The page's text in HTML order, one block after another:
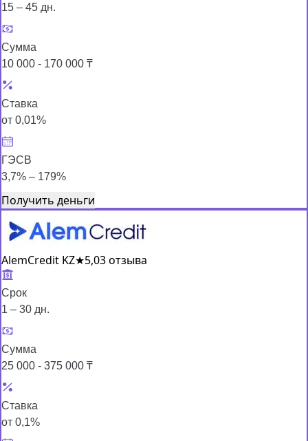
15 – 45 дн.
Сумма
10 000 - 170 000 ₸
Ставка
от 0,01%
ГЭСВ
3,7% – 179%
Получить деньги
AlemCredit KZ★5,03 отзыва
Срок
1 – 30 дн.
Сумма
25 000 - 375 000 ₸
Ставка
от 0,1%